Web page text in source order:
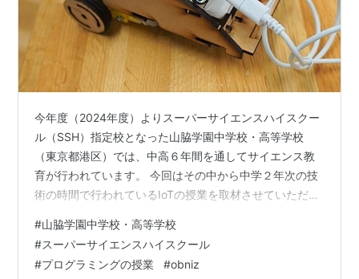
今年度（2024年度）よりスーパーサイエンスハイスクー
ル（SSH）指定校となった山脇学園中学校・高等学校
（東京都港区）では、中高６年間を通してサイエンス教
育が行われています。 今回はその中から中学２年次の技
術の時間で行われているIoTの授業を取材させていただき
ノをインターネット（あるいはネットワーク）に接続す
る技術のことを指します。 2021年に改訂となった中学校
学習指導要領において「技術分野」の教育内容は「材料
#山脇学園中学校・高等学校
#スーパーサイエンスハイスクール
#プログラミングの授業 #obniz